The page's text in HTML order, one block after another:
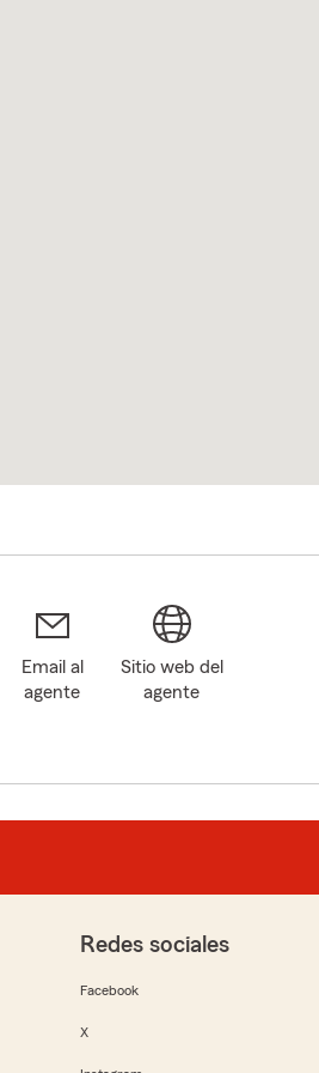
Email al
agente
Sitio web del
agente
Redes sociales
Facebook
X